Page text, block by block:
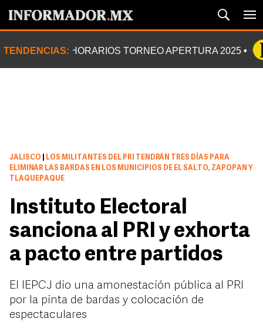
TENDENCIAS: HORARIOS TORNEO APERTURA 2025
JALISCO
LOS MILITANTES DEL PRI TENDRÁN TRES DÍAS PARA
ELIMINAR LAS BARDAS EN LOS MUNICIPIOS DE EL SALTO, ZAPOPAN Y
TLAQUEPAQUE
Instituto Electoral
sanciona al PRI y exhorta
a pacto entre partidos
El IEPCJ dio una amonestación pública al PRI
por la pinta de bardas y colocación de
espectaculares